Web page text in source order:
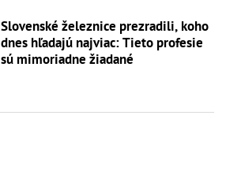
Slovenské železnice prezradili, koho
dnes hľadajú najviac: Tieto profesie
sú mimoriadne žiadané